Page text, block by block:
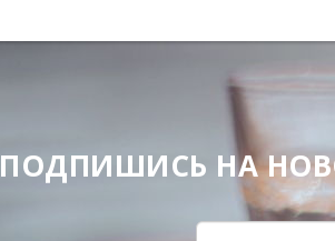
ПОДПИШИСЬ НА